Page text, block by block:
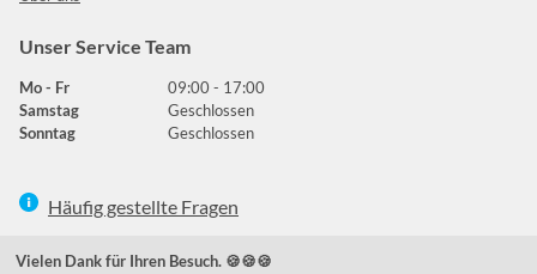
Unser Service Team
Mo - Fr
09:00 - 17:00
Samstag
Geschlossen
Sonntag
Geschlossen
Häufig gestellte Fragen
039292 - 678215
Vielen Dank für Ihren Besuch. 🍪🍪🍪